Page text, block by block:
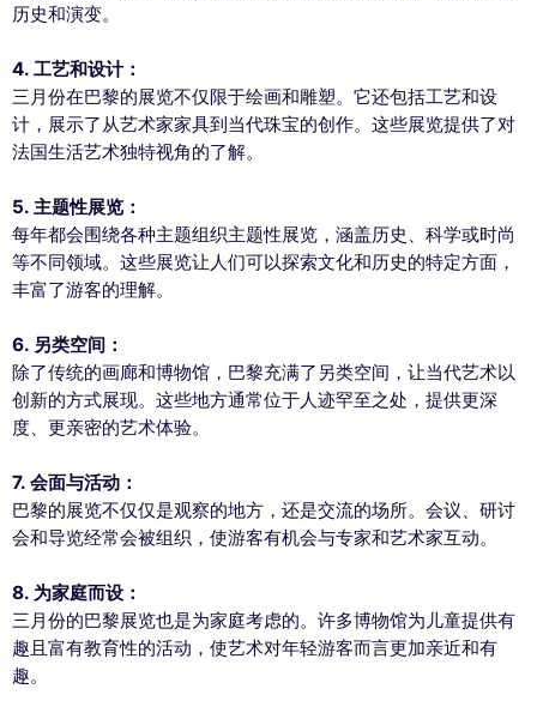
历史和演变。
4. 工艺和设计：
三月份在巴黎的展览不仅限于绘画和雕塑。它还包括工艺和设
计，展示了从艺术家家具到当代珠宝的创作。这些展览提供了对
法国生活艺术独特视角的了解。
5. 主题性展览：
每年都会围绕各种主题组织主题性展览，涵盖历史、科学或时尚
等不同领域。这些展览让人们可以探索文化和历史的特定方面，
丰富了游客的理解。
6. 另类空间：
除了传统的画廊和博物馆，巴黎充满了另类空间，让当代艺术以
创新的方式展现。这些地方通常位于人迹罕至之处，提供更深
度、更亲密的艺术体验。
7. 会面与活动：
巴黎的展览不仅仅是观察的地方，还是交流的场所。会议、研讨
会和导览经常会被组织，使游客有机会与专家和艺术家互动。
8. 为家庭而设：
三月份的巴黎展览也是为家庭考虑的。许多博物馆为儿童提供有
趣且富有教育性的活动，使艺术对年轻游客而言更加亲近和有
趣。